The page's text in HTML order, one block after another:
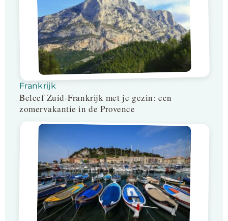
Frankrijk
Beleef Zuid-Frankrijk met je gezin: een
zomervakantie in de Provence